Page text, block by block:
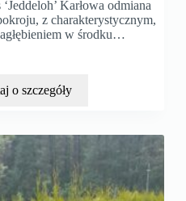
Karłowa odmiana
z charakterystycznym,
w środku…
o szczegóły